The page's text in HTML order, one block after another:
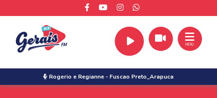
Rogerio e Regianne- Fuscao Preto_Arapuca
MENU